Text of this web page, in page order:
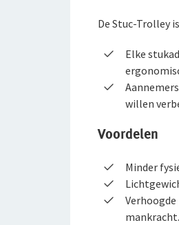
De Stuc-Trolley
Elke
willen
Voordelen
Minder
mankracht.